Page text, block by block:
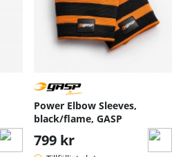
Power Elbow Sleeves,
black/flame, GASP
799 kr